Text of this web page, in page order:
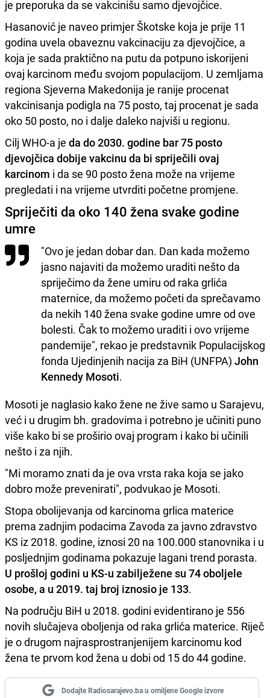
je preporuka da se vakcinišu samo djevojčice.
Hasanović je naveo primjer Škotske koja je prije 11
godina uvela obaveznu vakcinaciju za djevojčice, a
koja je sada praktično na putu da potpuno iskorijeni
ovaj karcinom među svojom populacijom. U zemljama
regiona Sjeverna Makedonija je ranije procenat
vakcinisanja podigla na 75 posto, taj procenat je sada
oko 50 posto, no i dalje daleko najviši u regionu.
Cilj WHO-a je da do 2030. godine bar 75 posto
djevojčica dobije vakcinu da bi spriječili ovaj
karcinom i da se 90 posto žena može na vrijeme
pregledati i na vrijeme utvrditi početne promjene.
Spriječiti da oko 140 žena svake godine
umre
"Ovo je jedan dobar dan. Dan kada možemo
jasno najaviti da možemo uraditi nešto da
spriječimo da žene umiru od raka grlića
maternice, da možemo početi da sprečavamo
da nekih 140 žena svake godine umre od ove
bolesti. Čak to možemo uraditi i ovo vrijeme
pandemije", rekao je predstavnik Populacijskog
fonda Ujedinjenih nacija za BiH (UNFPA) John
Kennedy Mosoti.
Mosoti je naglasio kako žene ne žive samo u Sarajevu,
već i u drugim bh. gradovima i potrebno je učiniti puno
više kako bi se proširio ovaj program i kako bi učinili
nešto i za njih.
"Mi moramo znati da je ova vrsta raka koja se jako
dobro može prevenirati", podvukao je Mosoti.
Stopa obolijevanja od karcinoma grlica materice
prema zadnjim podacima Zavoda za javno zdravstvo
KS iz 2018. godine, iznosi 20 na 100.000 stanovnika i u
posljednjim godinama pokazuje lagani trend porasta.
U prošloj godini u KS-u zabilježene su 74 oboljele
osobe, a u 2019. taj broj iznosio je 133.
Na području BiH u 2018. godini evidentirano je 556
novih slučajeva oboljenja od raka grlića materice. Riječ
je o drugom najrasprostranjenijem karcinomu kod
žena te prvom kod žena u dobi od 15 do 44 godine.
Dodajte Radiosarajevo.ba u omiljene Google izvore